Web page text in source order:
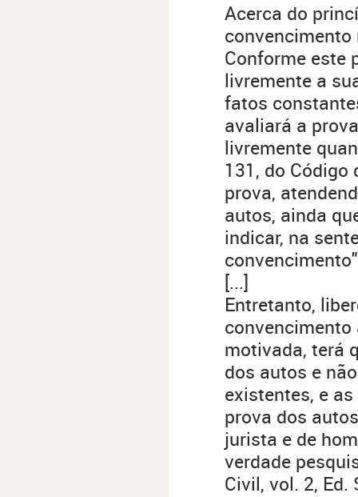
Acerca do
Conforme este
livremente a
fatos
avaliará a
livremente
131, do
prova,
autos, ainda
indicar, na
[...]
Entretanto,
convencimento
motivada, terá
dos autos e
existentes, e
prova dos
jurista e de
verdade
Civil, vol. 2, Ed.